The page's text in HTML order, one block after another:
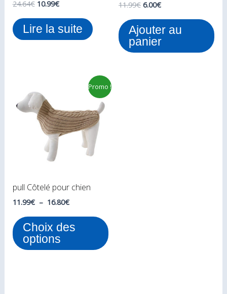
24.64€ 10.99€
Lire la suite
11.99€ 6.00€
Ajouter au
panier
Promo !
pull Côtelé pour chien
11.99€ – 16.80€
11.99€
à
16.80€
Choix des
options
Ce
produit
la